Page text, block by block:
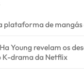
plataforma de
Young revelam os
K-drama da Netflix